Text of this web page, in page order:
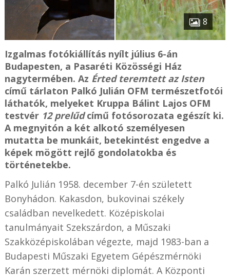
8
Izgalmas fotókiállítás nyílt július 6-án
Budapesten, a Pasaréti Közösségi Ház
nagytermében. Az Érted teremtett az Isten
című tárlaton Palkó Julián OFM természetfotói
láthatók, melyeket Kruppa Bálint Lajos OFM
testvér 12 prelűdcímű fotósorozata egészít ki.
A megnyitón a két alkotó személyesen
mutatta be munkáit, betekintést engedve a
képek mögött rejlő gondolatokba és
történetekbe.
Palkó Julián 1958. december 7-én született
Bonyhádon. Kakasdon, bukovinai székely
családban nevelkedett. Középiskolai
tanulmányait Szekszárdon, a Műszaki
Szakközépiskolában végezte, majd 1983-ban a
Budapesti Műszaki Egyetem Gépészmérnöki
Karán szerzett mérnöki diplomát. A Központi